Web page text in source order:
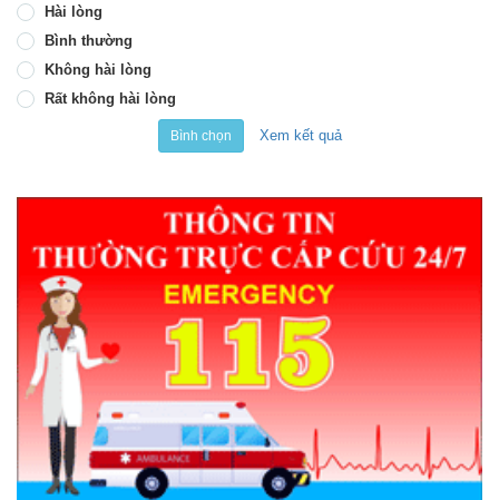
Hài lòng
Bình thường
Không hài lòng
Rất không hài lòng
Bình chọn Xem kết quả